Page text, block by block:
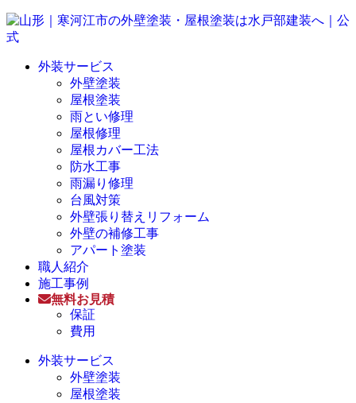
外装サービス
外壁塗装
屋根塗装
雨とい修理
屋根修理
屋根カバー工法
防水工事
雨漏り修理
台風対策
外壁張り替えリフォーム
外壁の補修工事
アパート塗装
職人紹介
施工事例
無料お見積
保証
費用
外装サービス
外壁塗装
屋根塗装